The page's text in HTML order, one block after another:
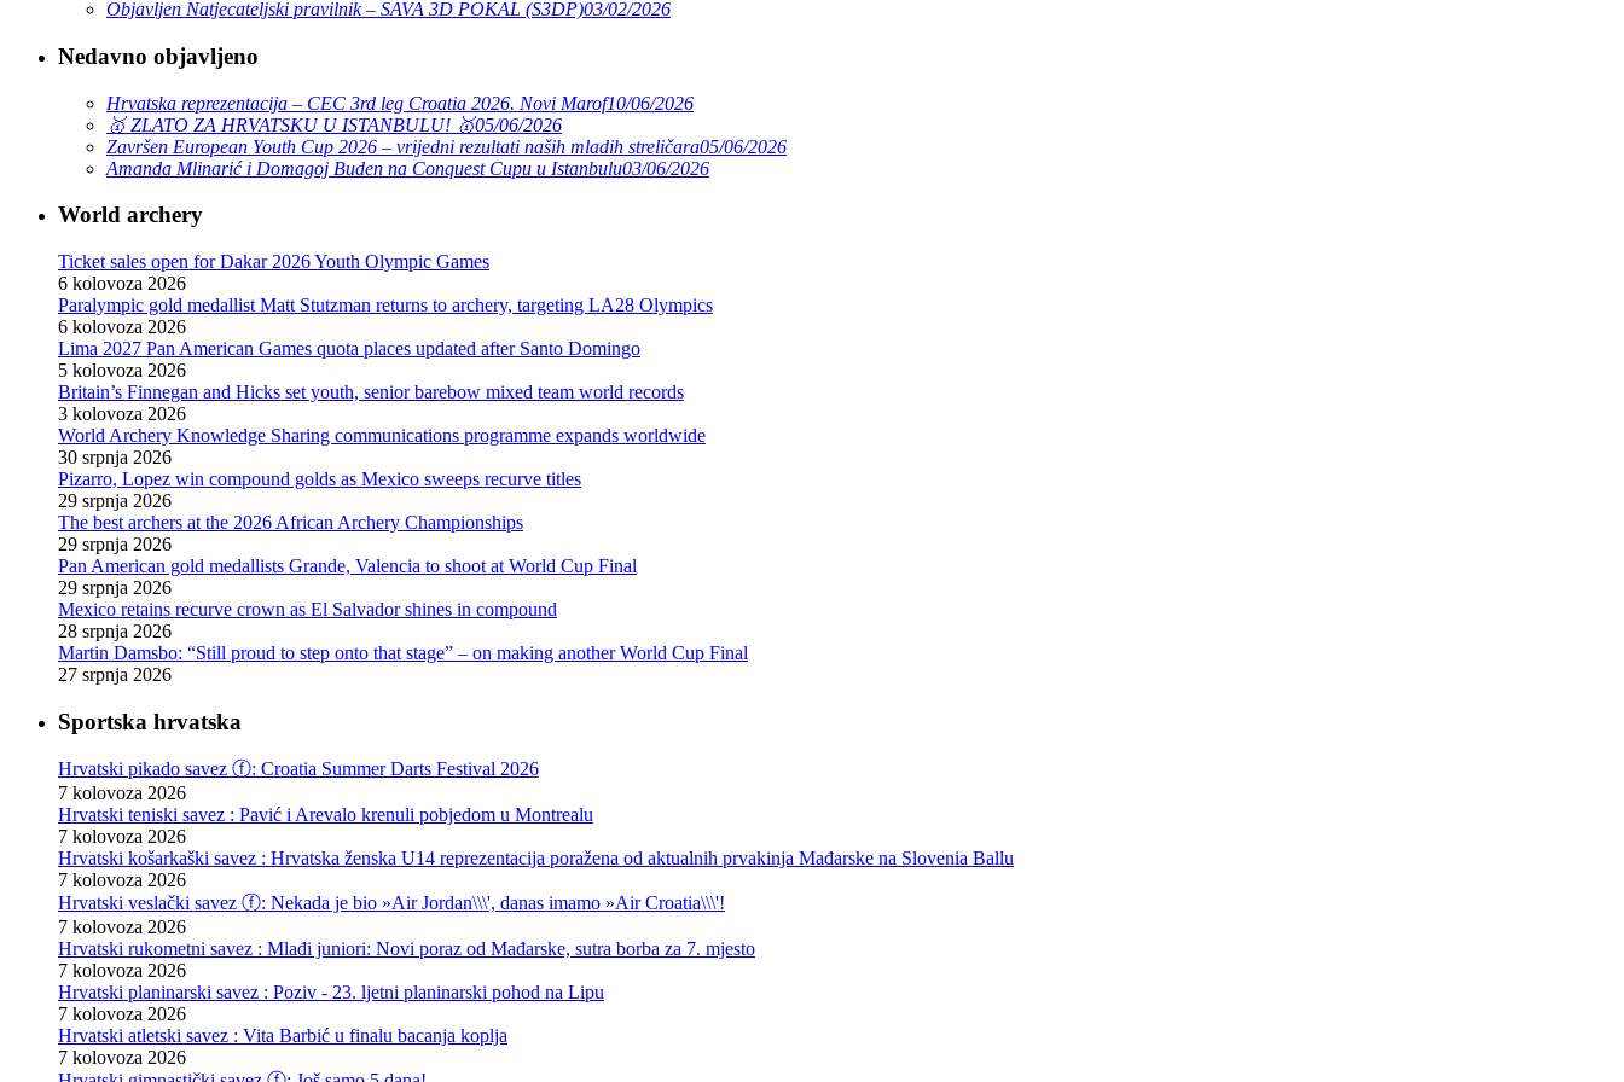
Objavljen Natjecateljski pravilnik – SAVA 3D POKAL (S3DP)03/02/2026
Nedavno objavljeno
Hrvatska reprezentacija – CEC 3rd leg Croatia 2026. Novi Marof10/06/2026
🥇 ZLATO ZA HRVATSKU U ISTANBULU! 🥇05/06/2026
Završen European Youth Cup 2026 – vrijedni rezultati naših mladih streličara05/06/2026
Amanda Mlinarić i Domagoj Buden na Conquest Cupu u Istanbulu03/06/2026
World archery
Ticket sales open for Dakar 2026 Youth Olympic Games
6 kolovoza 2026
Paralympic gold medallist Matt Stutzman returns to archery, targeting LA28 Olympics
6 kolovoza 2026
Lima 2027 Pan American Games quota places updated after Santo Domingo
5 kolovoza 2026
Britain’s Finnegan and Hicks set youth, senior barebow mixed team world records
3 kolovoza 2026
World Archery Knowledge Sharing communications programme expands worldwide
30 srpnja 2026
Pizarro, Lopez win compound golds as Mexico sweeps recurve titles
29 srpnja 2026
The best archers at the 2026 African Archery Championships
29 srpnja 2026
Pan American gold medallists Grande, Valencia to shoot at World Cup Final
29 srpnja 2026
Mexico retains recurve crown as El Salvador shines in compound
28 srpnja 2026
Martin Damsbo: “Still proud to step onto that stage” – on making another World Cup Final
27 srpnja 2026
Sportska hrvatska
Hrvatski pikado savez ⓕ: Croatia Summer Darts Festival 2026
7 kolovoza 2026
Hrvatski teniski savez : Pavić i Arevalo krenuli pobjedom u Montrealu
7 kolovoza 2026
Hrvatski košarkaški savez : Hrvatska ženska U14 reprezentacija poražena od aktualnih prvakinja Mađarske na Slovenia Ballu
7 kolovoza 2026
Hrvatski veslački savez ⓕ: Nekada je bio »Air Jordan\\\', danas imamo »Air Croatia\\\'!
7 kolovoza 2026
Hrvatski rukometni savez : Mlađi juniori: Novi poraz od Mađarske, sutra borba za 7. mjesto
7 kolovoza 2026
Hrvatski planinarski savez : Poziv - 23. ljetni planinarski pohod na Lipu
7 kolovoza 2026
Hrvatski atletski savez : Vita Barbić u finalu bacanja koplja
7 kolovoza 2026